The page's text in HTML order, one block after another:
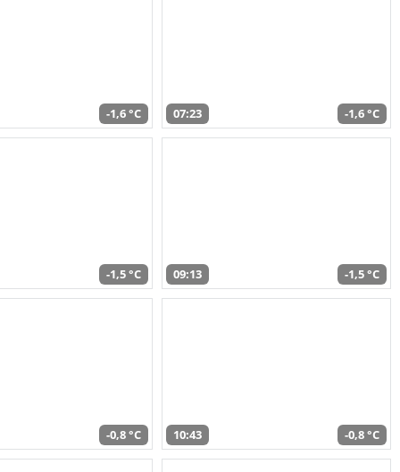
-1,6 °C 07:23 -1,6 °C
-1,5 °C 09:13 -1,5 °C
-0,8 °C 10:43 -0,8 °C